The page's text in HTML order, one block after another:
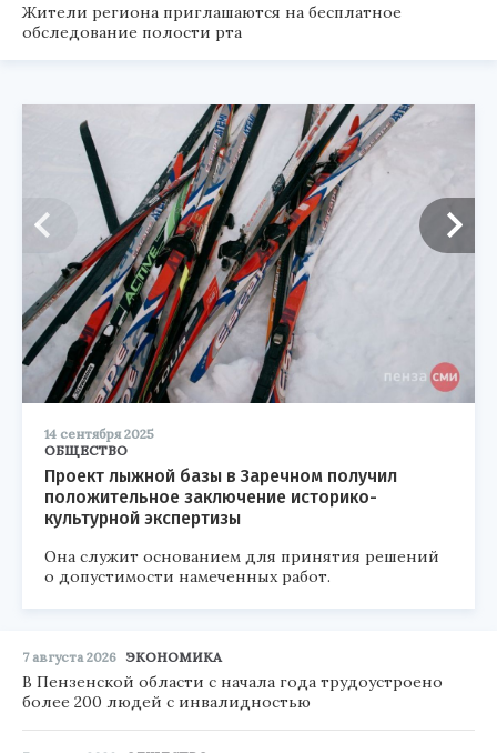
Жители региона приглашаются на бесплатное
обследование полости рта
14 сентября 2025
ОБЩЕСТВО
Проект лыжной базы в Заречном получил
положительное заключение историко-
культурной экспертизы
Она служит основанием для принятия решений
о допустимости намеченных работ.
7 августа 2026 ЭКОНОМИКА
В Пензенской области с начала года трудоустроено
более 200 людей с инвалидностью